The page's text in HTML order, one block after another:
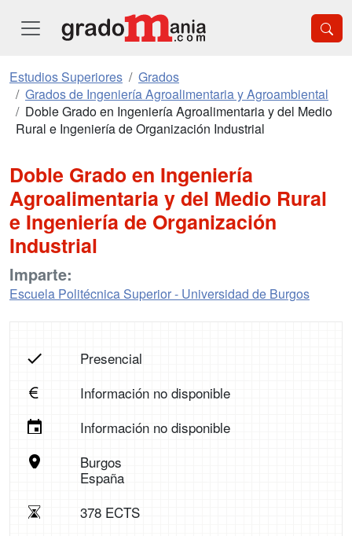
Estudios Superiores
Grados
Grados de Ingeniería Agroalimentaria y Agroambiental
Doble Grado en Ingeniería Agroalimentaria y del Medio
Rural e Ingeniería de Organización Industrial
Doble Grado en Ingeniería
Agroalimentaria y del Medio Rural
e Ingeniería de Organización
Industrial
Imparte:
Escuela Politécnica Superior - Universidad de Burgos
Presencial
Información no disponible
Información no disponible
Burgos
España
378 ECTS